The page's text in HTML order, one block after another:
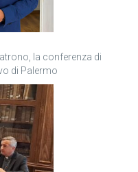
la conferenza di
di Palermo